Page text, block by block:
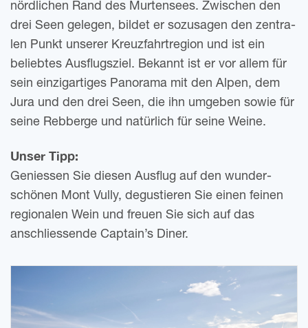
nörd­li­chen Rand des Mur­ten­sees. Zwi­schen den
drei Seen gele­gen, bil­det er sozu­sa­gen den zen­tra­
len Punkt unse­rer Kreuz­fahrt­re­gi­on und ist ein
belieb­tes Aus­flugs­ziel. Bekannt ist er vor allem für
sein ein­zig­ar­ti­ges Pan­ora­ma mit den Alpen, dem
Jura und den drei Seen, die ihn umge­ben sowie für
seine Reb­ber­ge und natür­lich für seine Weine.
Unser Tipp:
Genies­sen Sie die­sen Aus­flug auf den wun­der­
schö­nen Mont Vully, degus­tie­ren Sie einen fei­nen
regio­na­len Wein und freu­en Sie sich auf das
anschlies­sen­de Captain’s Diner.